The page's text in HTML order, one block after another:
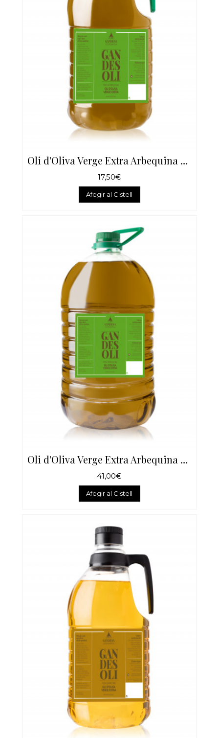
Oli d'Oliva Verge Extra Arbequina 2 Litres
17,50€
Afegir al Cistell
Oli d'Oliva Verge Extra Arbequina 5 Litres
41,00€
Afegir al Cistell